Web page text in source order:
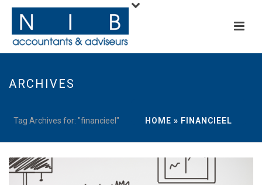
ARCHIVES
Tag Archives for: "financieel" HOME » FINANCIEEL